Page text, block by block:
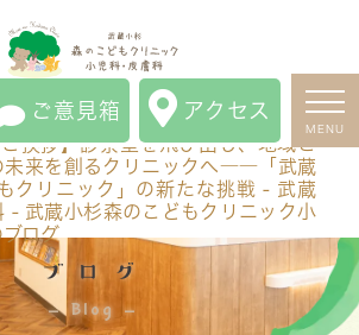
拶】診察室を飛び出し、地域とともに
るクリニックへ――「武蔵小杉 森のこ
新たな挑戦 - 武蔵小杉駅の小児科 -
クリニック小児科・皮膚科のブログ
ご意見箱 アクセス
MENU
挨拶】診察室を飛び出し、地域と
未来を創るクリニックへ――「武蔵
クリニック」の新たな挑戦 - 武蔵
- 武蔵小杉森のこどもクリニック小
ログ
ブログ
Blog